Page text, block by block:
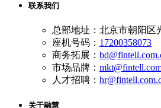
联系我们
总部地址：北京市朝阳区
座机号码： 17200358073
商务拓展：
市场品牌：
人才招聘：
关于融慧